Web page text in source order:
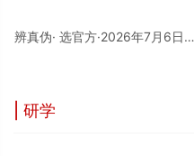
辨真伪· 选官方·2026年7月6日最
| 研学